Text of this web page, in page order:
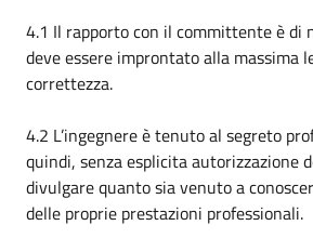
4.1 Il rapporto con il committente è di
deve essere improntato alla massima
correttezza.
4.2 L’ingegnere è tenuto al segreto
quindi, senza esplicita autorizzazione
divulgare quanto sia venuto a
delle proprie prestazioni professionali.